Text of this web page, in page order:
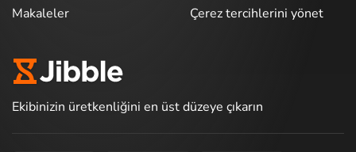
Makaleler
Çerez tercihlerini yönet
Ekibinizin üretkenliğini en üst düzeye çıkarın